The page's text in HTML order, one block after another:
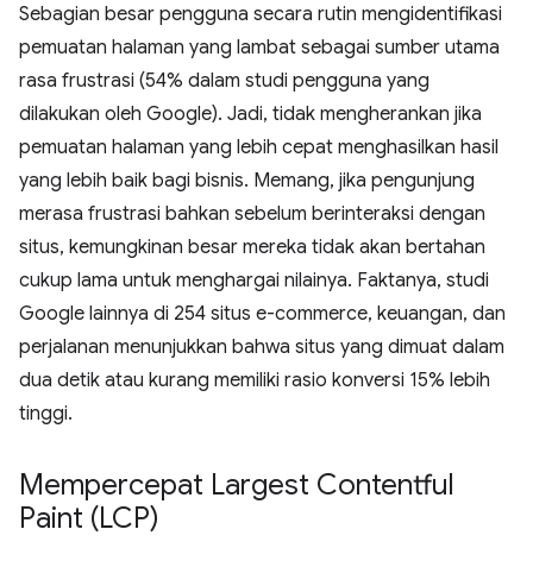
Sebagian besar pengguna secara rutin mengidentifikasi
pemuatan halaman yang lambat sebagai sumber utama
rasa frustrasi (54% dalam studi pengguna yang
dilakukan oleh Google). Jadi, tidak mengherankan jika
pemuatan halaman yang lebih cepat menghasilkan hasil
yang lebih baik bagi bisnis. Memang, jika pengunjung
merasa frustrasi bahkan sebelum berinteraksi dengan
situs, kemungkinan besar mereka tidak akan bertahan
cukup lama untuk menghargai nilainya. Faktanya, studi
Google lainnya di 254 situs e-commerce, keuangan, dan
perjalanan menunjukkan bahwa situs yang dimuat dalam
dua detik atau kurang memiliki rasio konversi 15% lebih
tinggi.
Mempercepat Largest Contentful
Paint (LCP)